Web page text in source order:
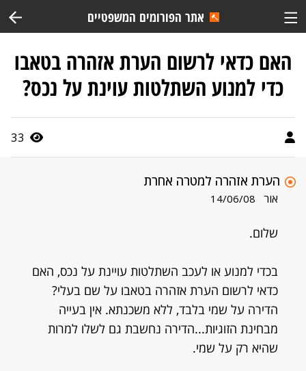
אתר הפורומים המשפטיים
האם כדאי לרשום הערת אזהרה בטאבו
כדי למנוע השתלטות עוינת על נכס?
33
הערת אזהרה למטרה אחרת
אור 14/06/08
שלום.
בכדי למנוע או לעכב השתלטות עויינת על נכס, האם
כדאי לרשום הערת אזהרה בטאבו על שם בעלי?
הדירה על שמי בלבד, ללא משכנתא. אין בעייה
מבחינת הזוגיות...הדירה נחשבת גם לשלו למרות
שהיא רק על שמי.